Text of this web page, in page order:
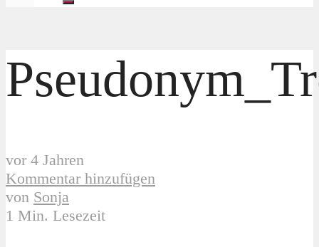
vor 4 Jahren
Kommentar hinzufügen
von Sonja
1 Min. Lesezeit